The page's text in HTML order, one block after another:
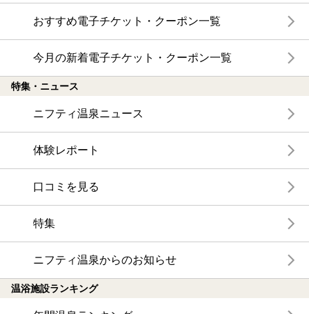
おすすめ電子チケット・クーポン一覧
今月の新着電子チケット・クーポン一覧
特集・ニュース
ニフティ温泉ニュース
体験レポート
口コミを見る
特集
ニフティ温泉からのお知らせ
温浴施設ランキング